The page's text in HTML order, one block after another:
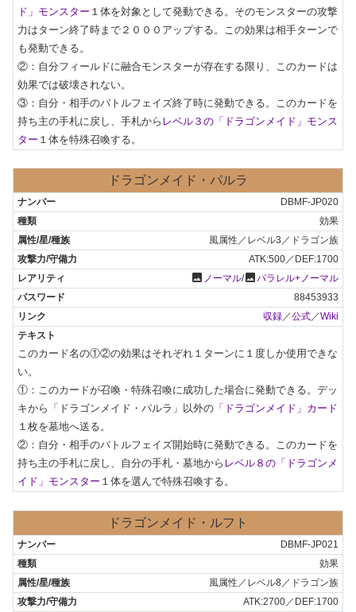
ド」モンスター １体を対象として発動できる。そのモンスターの攻撃
力はターン終了時まで２０００アップする。この効果は相手ターンで
も発動できる。
②：自分フィールドに融合モンスターが存在する限り、このカードは
効果では破壊されない。
③：自分・相手のバトルフェイズ終了時に発動できる。このカードを
持ち主の手札に戻し、手札から レベル３の「ドラゴンメイド」モンス
ター １体を特殊召喚する。
ドラゴンメイド・パルラ
DBMF-JP020
効果
風属性／レベル3／ドラゴン族
ATK:500／DEF:1700
photo ノーマル/photoパラレル+ノーマル
88453933
収録／公式／Wiki
このカード名の①②の効果はそれぞれ１ターンに１度しか使用できな
い。
①：このカードが召喚・特殊召喚に成功した場合に発動できる。デッ
キから「ドラゴンメイド・パルラ」以外の 「ドラゴンメイド」カード
１枚を墓地へ送る。
②：自分・相手のバトルフェイズ開始時に発動できる。このカードを
持ち主の手札に戻し、自分の手札・墓地から レベル８の「ドラゴンメ
イド」モンスター １体を選んで特殊召喚する。
ドラゴンメイド・ルフト
DBMF-JP021
効果
風属性／レベル8／ドラゴン族
ATK:2700／DEF:1700